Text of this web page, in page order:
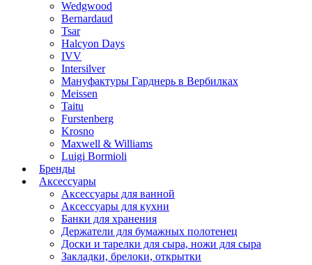
Wedgwood
Bernardaud
Tsar
Halcyon Days
IVV
Intersilver
Мануфактуры Гарднерь в Вербилках
Meissen
Taitu
Furstenberg
Krosno
Maxwell & Williams
Luigi Bormioli
Бренды
Аксессуары
Аксессуары для ванной
Аксессуары для кухни
Банки для хранения
Держатели для бумажных полотенец
Доски и тарелки для сыра, ножи для сыра
Закладки, брелоки, открытки